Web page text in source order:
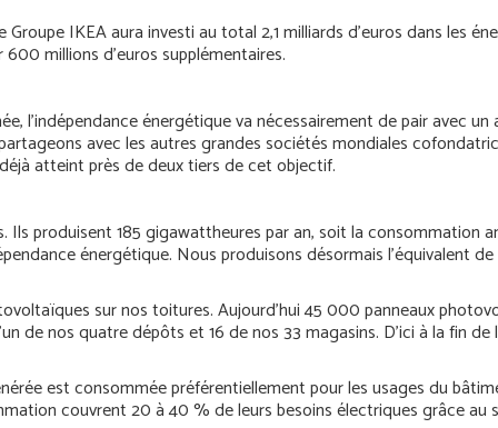
IKEA aura investi au total 2,1 milliards d’euros dans les
millions d’euros supplémentaires.
l’indépendance énergétique va nécessairement de pair avec
avec les autres grandes sociétés mondiales
atteint près de deux tiers de cet objectif.
Ils produisent 185 gigawattheures par an, soit la consommation
énergétique. Nous produisons désormais l’équivalent
sur nos toitures. Aujourd’hui 45 000 panneaux
de nos quatre dépôts et 16 de nos 33 magasins. D’ici à la fin
est consommée préférentiellement pour les usages du
couvrent 20 à 40 % de leurs besoins électriques grâce au